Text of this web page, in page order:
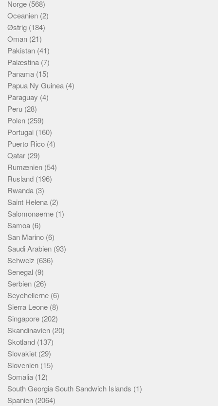
Norge (568)
Oceanien (2)
Østrig (184)
Oman (21)
Pakistan (41)
Palæstina (7)
Panama (15)
Papua Ny Guinea (4)
Paraguay (4)
Peru (28)
Polen (259)
Portugal (160)
Puerto Rico (4)
Qatar (29)
Rumænien (54)
Rusland (196)
Rwanda (3)
Saint Helena (2)
Salomonøerne (1)
Samoa (6)
San Marino (6)
Saudi Arabien (93)
Schweiz (636)
Senegal (9)
Serbien (26)
Seychellerne (6)
Sierra Leone (8)
Singapore (202)
Skandinavien (20)
Skotland (137)
Slovakiet (29)
Slovenien (15)
Somalia (12)
South Georgia South Sandwich Islands (1)
Spanien (2064)